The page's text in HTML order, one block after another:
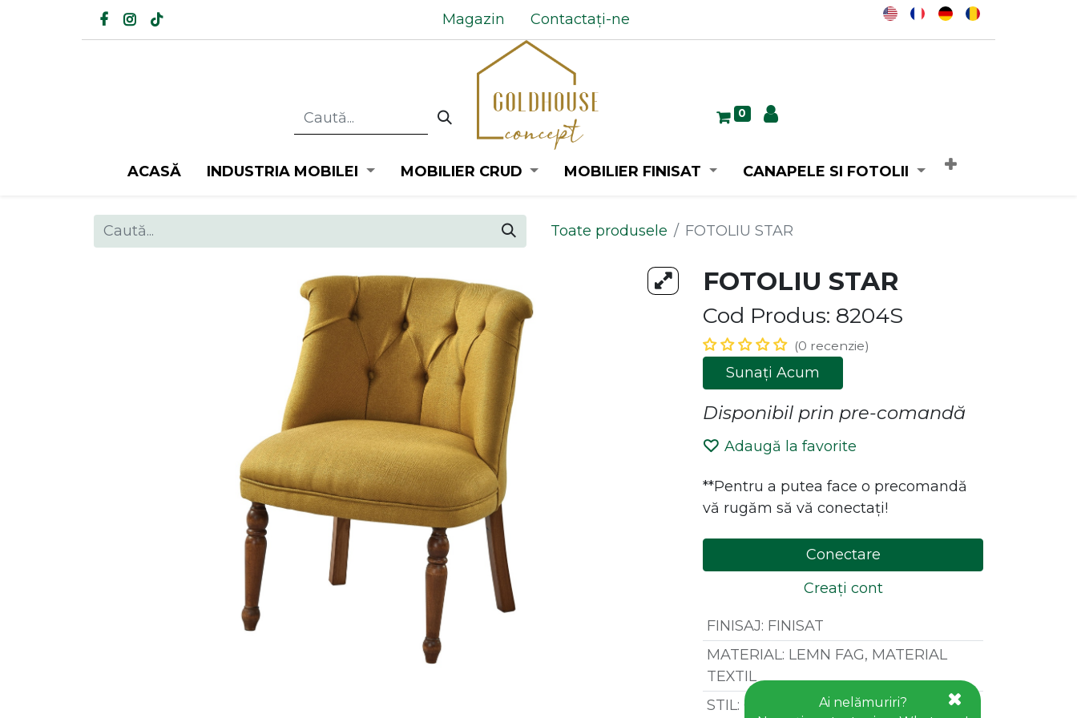
Magazin Contactați-ne
0
ACASĂ INDUSTRIA MOBILEI MOBILIER CRUD MOBILIER FINISAT CANAPELE SI FOTOLII
Toate produsele FOTOLIU STAR
FOTOLIU STAR
Cod Produs: 8204S
(0 recenzie)
Sunați Acum
Disponibil prin pre-comandă
Adaugă la favorite
**Pentru a putea face o precomandă
vă rugăm să vă conectați!
Conectare
Creați cont
FINISAJ: FINISAT
MATERIAL: LEMN FAG, MATERIAL
TEXTIL
STIL: CLASIC
Ai nelămuriri?